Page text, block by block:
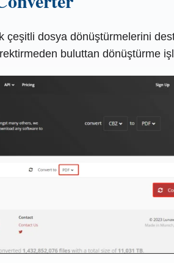
dosya dönüştürmelerini
buluttan dönüştürme